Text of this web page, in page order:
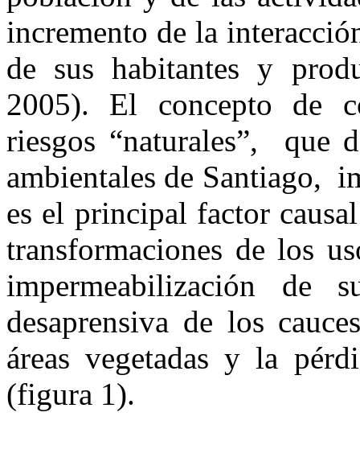
incremento de la
de sus habitantes y
2005). El concepto de
riesgos “naturales”, que
ambientales de Santiago,
es el principal factor
transformaciones de los
impermeabilización de
desaprensiva de los
áreas vegetadas y la
(figura 1).